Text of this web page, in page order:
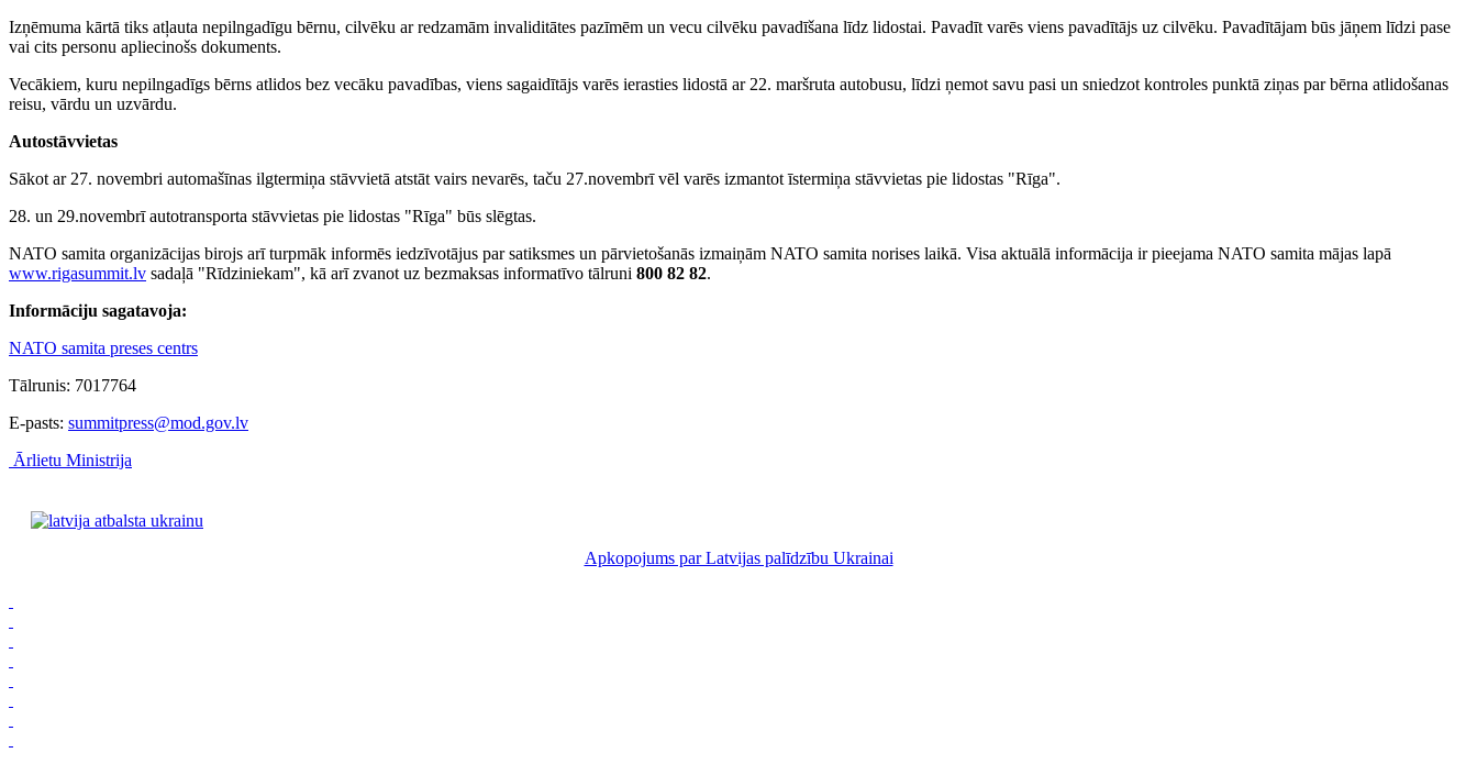
Izņēmuma kārtā tiks atļauta nepilngadīgu bērnu, cilvēku ar redzamām invaliditātes pazīmēm un vecu cilvēku pavadīšana līdz lidostai. Pavadīt varēs viens pavadītājs uz cilvēku. Pavadītājam būs jāņem līdzi pase
vai cits personu apliecinošs dokuments.
Vecākiem, kuru nepilngadīgs bērns atlidos bez vecāku pavadības, viens sagaidītājs varēs ierasties lidostā ar 22. maršruta autobusu, līdzi ņemot savu pasi un sniedzot kontroles punktā ziņas par bērna atlidošanas
reisu, vārdu un uzvārdu.
Autostāvvietas
Sākot ar 27. novembri automašīnas ilgtermiņa stāvvietā atstāt vairs nevarēs, taču 27.novembrī vēl varēs izmantot īstermiņa stāvvietas pie lidostas "Rīga".
28. un 29.novembrī autotransporta stāvvietas pie lidostas "Rīga" būs slēgtas.
NATO samita organizācijas birojs arī turpmāk informēs iedzīvotājus par satiksmes un pārvietošanās izmaiņām NATO samita norises laikā. Visa aktuālā informācija ir pieejama NATO samita mājas lapā
www.rigasummit.lv sadaļā "Rīdziniekam", kā arī zvanot uz bezmaksas informatīvo tālruni 800 82 82.
Informāciju sagatavoja:
NATO samita preses centrs
Tālrunis: 7017764
E-pasts: summitpress@mod.gov.lv
Ārlietu Ministrija
Apkopojums par Latvijas palīdzību Ukrainai